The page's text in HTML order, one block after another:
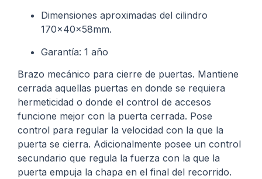
Dimensiones aproximadas del cilindro
170x40x58mm.
Garantía: 1 año
Brazo mecánico para cierre de puertas. Mantiene
cerrada aquellas puertas en donde se requiera
hermeticidad o donde el control de accesos
funcione mejor con la puerta cerrada. Pose
control para regular la velocidad con la que la
puerta se cierra. Adicionalmente posee un control
secundario que regula la fuerza con la que la
puerta empuja la chapa en el final del recorrido.